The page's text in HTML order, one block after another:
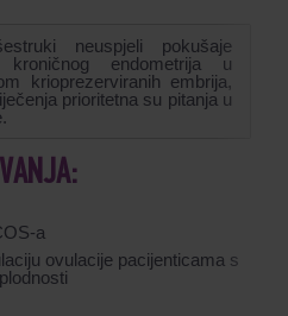
neuspjeli pokušaje
kroničnog endometrija u
krioprezerviranih embrija,
prioritetna su pitanja u
a
ovulacije pacijenticama s